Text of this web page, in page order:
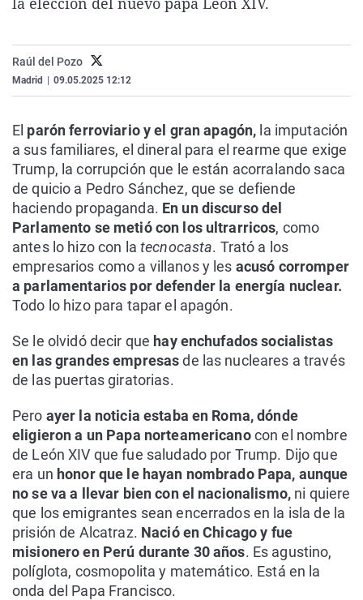
La rosa de los vientos
Gente viajera
Caso
Retornados
Operación Viuda
Extremadura
Galicia
Navarra
País Vasco
Virales
Televisión
Raúl del Pozo
Madrid 09.05.2025 12:12
El parón ferroviario y el gran apagón, la imputación
a sus familiares, el dineral para el rearme que exige
Trump, la corrupción que le están acorralando saca
de quicio a Pedro Sánchez, que se defiende
haciendo propaganda. En un discurso del
Parlamento se metió con los ultrarricos, como
antes lo hizo con la tecnocasta. Trató a los
empresarios como a villanos y les acusó corromper
a parlamentarios por defender la energía nuclear.
Todo lo hizo para tapar el apagón.
Se le olvidó decir que hay enchufados socialistas
en las grandes empresasde las nucleares a través
de las puertas giratorias.
Pero ayer la noticia estaba en Roma, dónde
eligieron a un Papa norteamericanocon el nombre
de León XIV que fue saludado por Trump. Dijo que
era un honor que le hayan nombrado Papa, aunque
no se va a llevar bien con el nacionalismo, ni quiere
que los emigrantes sean encerrados en la isla de la
prisión de Alcatraz. Nació en Chicago y fue
misionero en Perú durante 30 años. Es agustino,
políglota, cosmopolita y matemático. Está en la
onda del Papa Francisco.